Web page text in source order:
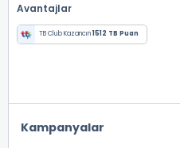
Avantajlar
TB Club Kazancın1512 TB Puan
Kampanyalar